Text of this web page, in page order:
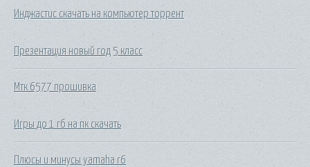
Инджастис скачать на компьютер торрент
Презентация новый год 5 класс
Мтк 6577 прошивка
Игры до 1 гб на пк скачать
Плюсы и минусы yamaha r6